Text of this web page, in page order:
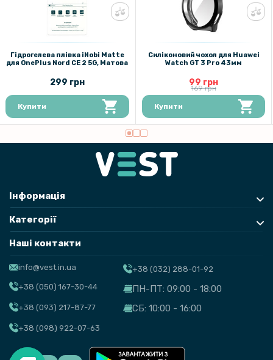
Гідрогелева плівка iNobi Matte
для OnePlus Nord CE 2 5G, Матова
299 грн
Купити
Силіконовий чохол для Huawei
Watch GT 3 Pro 43мм
99 грн
169 грн
Купити
Інформація
Категорії
Наші контакти
info@vest.in.ua
+38 (050) 167-30-44
+38 (093) 217-87-77
+38 (098) 922-07-63
+38 (032) 288-01-92
ПН-ПТ: 09:00 - 18:00
СБ: 10:00 - 16:00